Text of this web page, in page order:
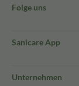
Folge uns
Sanicare App
Unternehmen